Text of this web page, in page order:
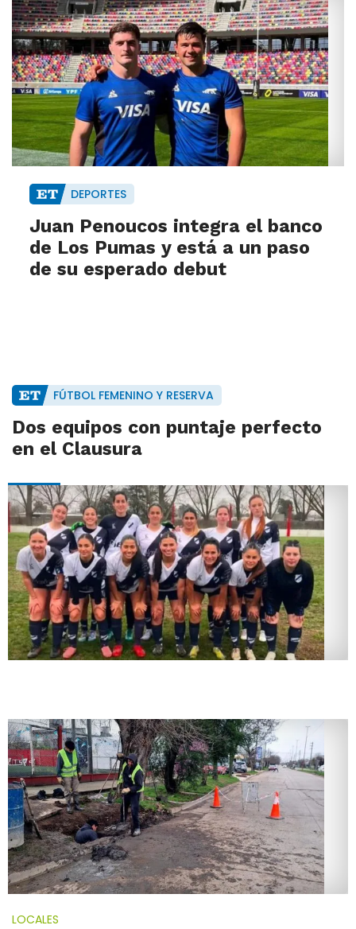
DEPORTES
Juan Penoucos integra el banco
de Los Pumas y está a un paso
de su esperado debut
FÚTBOL FEMENINO Y RESERVA
Dos equipos con puntaje perfecto
en el Clausura
LOCALES